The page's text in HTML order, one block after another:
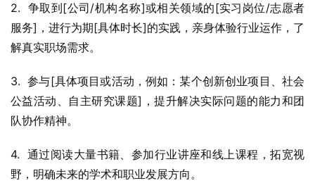
2.  争取到[公司/机构名称]或相关领域的[实习岗位/志愿者
服务]，进行为期[具体时长]的实践，亲身体验行业运作，了
解真实职场需求。
3.  参与[具体项目或活动，例如：某个创新创业项目、社会
公益活动、自主研究课题]，提升解决实际问题的能力和团
队协作精神。
4.  通过阅读大量书籍、参加行业讲座和线上课程，拓宽视
野，明确未来的学术和职业发展方向。